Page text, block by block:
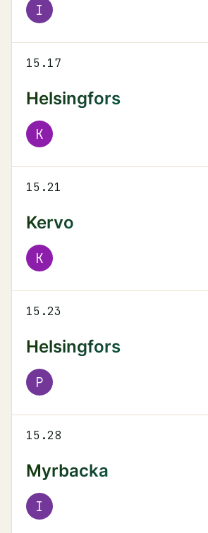
I
15.17
Helsingfors
K
15.21
Kervo
K
15.23
Helsingfors
P
15.28
Myrbacka
I